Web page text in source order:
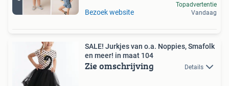
Bezoek website
Topadvertentie
Vandaag
SALE! Jurkjes van o.a. Noppies, Smafolk
en meer! in maat 104
Zie omschrijving Details